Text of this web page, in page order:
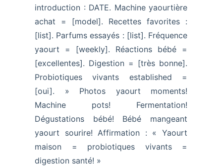
introduction : DATE. Machine yaourtière
achat = [model]. Recettes favorites :
[list]. Parfums essayés : [list]. Fréquence
yaourt = [weekly]. Réactions bébé =
[excellentes]. Digestion = [très bonne].
Probiotiques vivants established =
[oui]. » Photos yaourt moments!
Machine pots! Fermentation!
Dégustations bébé! Bébé mangeant
yaourt sourire! Affirmation : « Yaourt
maison = probiotiques vivants =
digestion santé! »